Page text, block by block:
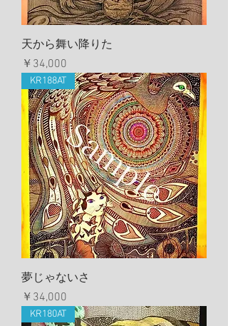
天から舞い降りた
価格
￥34,000
KR188AT
夢じゃないさ
価格
￥34,000
KR180AT